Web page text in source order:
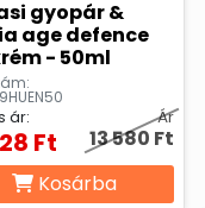
gyopár &
age defence
- 50ml
ár:
Ft
Ár
13 580 Ft
Kosárba